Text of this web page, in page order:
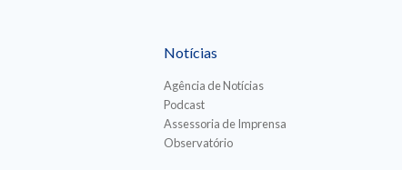
Notícias
Agência de Notícias
Podcast
Assessoria de Imprensa
Observatório